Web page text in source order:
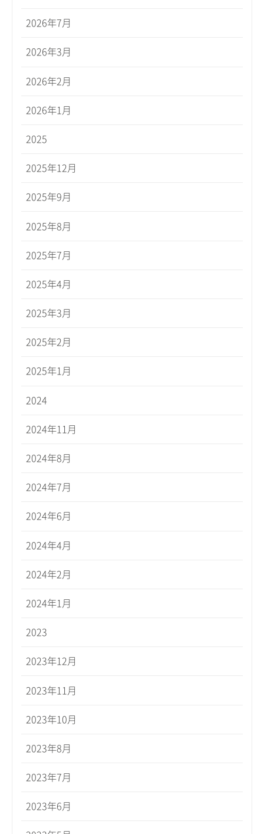
2026年7月
2026年3月
2026年2月
2026年1月
2025
2025年12月
2025年9月
2025年8月
2025年7月
2025年4月
2025年3月
2025年2月
2025年1月
2024
2024年11月
2024年8月
2024年7月
2024年6月
2024年4月
2024年2月
2024年1月
2023
2023年12月
2023年11月
2023年10月
2023年8月
2023年7月
2023年6月